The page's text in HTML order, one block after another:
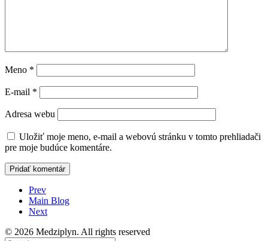
Meno *
E-mail *
Adresa webu
Uložiť moje meno, e-mail a webovú stránku v tomto prehliadači
pre moje budúce komentáre.
Prev
Main Blog
Next
© 2026 Medziplyn. All rights reserved